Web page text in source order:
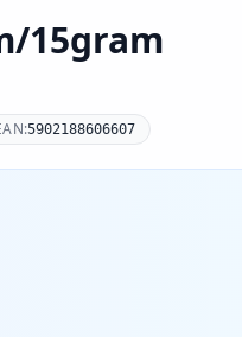
15gram
5902188606607